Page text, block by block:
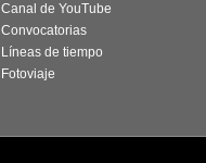
Canal de YouTube
Convocatorias
Líneas de tiempo
Fotoviaje